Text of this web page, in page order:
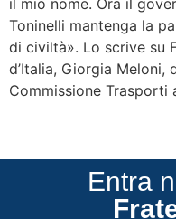
Toninelli mantenga la
di civiltà». Lo scrive su
d’Italia, Giorgia
Commissione Trasporti
Entra